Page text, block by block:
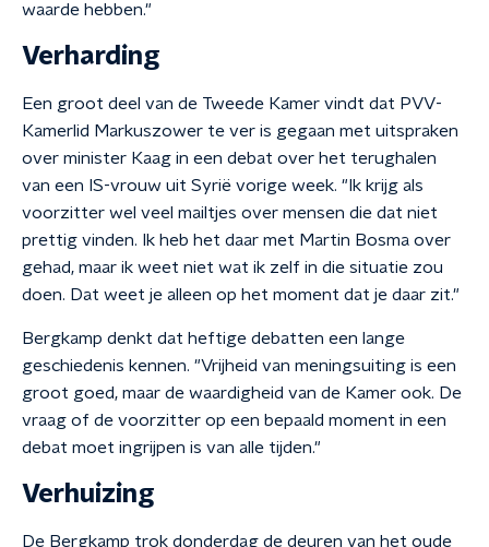
waarde hebben."
Verharding
Een groot deel van de Tweede Kamer vindt dat PVV-
Kamerlid Markuszower te ver is gegaan met uitspraken
over minister Kaag in een debat over het terughalen
van een IS-vrouw uit Syrië vorige week. "Ik krijg als
voorzitter wel veel mailtjes over mensen die dat niet
prettig vinden. Ik heb het daar met Martin Bosma over
gehad, maar ik weet niet wat ik zelf in die situatie zou
doen. Dat weet je alleen op het moment dat je daar zit."
Bergkamp denkt dat heftige debatten een lange
geschiedenis kennen. "Vrijheid van meningsuiting is een
groot goed, maar de waardigheid van de Kamer ook. De
vraag of de voorzitter op een bepaald moment in een
debat moet ingrijpen is van alle tijden."
Verhuizing
De Bergkamp trok donderdag de deuren van het oude